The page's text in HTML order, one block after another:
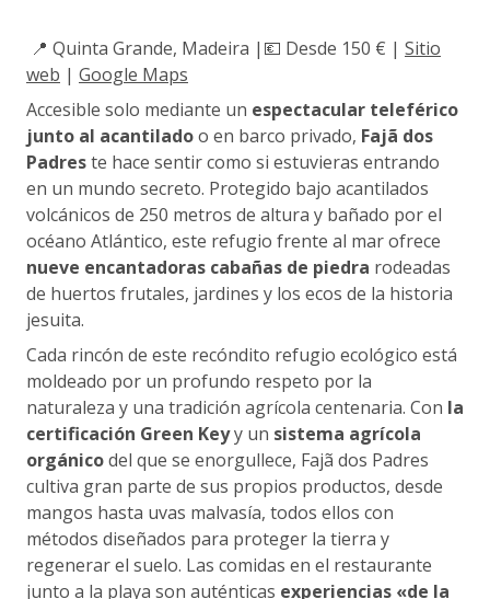
📍 Quinta Grande, Madeira |💶 Desde 150 € | Sitio
web | Google Maps
Accesible solo mediante un espectacular teleférico
junto al acantiladoo en barco privado, Fajã dos
Padreste hace sentir como si estuvieras entrando
en un mundo secreto. Protegido bajo acantilados
volcánicos de 250 metros de altura y bañado por el
océano Atlántico, este refugio frente al mar ofrece
nueve encantadoras cabañas de piedra rodeadas
de huertos frutales, jardines y los ecos de la historia
jesuita.
Cada rincón de este recóndito refugio ecológico está
moldeado por un profundo respeto por la
naturaleza y una tradición agrícola centenaria. Con la
certificación Green Keyy un sistema agrícola
orgánicodel que se enorgullece, Fajã dos Padres
cultiva gran parte de sus propios productos, desde
mangos hasta uvas malvasía, todos ellos con
métodos diseñados para proteger la tierra y
regenerar el suelo. Las comidas en el restaurante
junto a la playa son auténticas experiencias «de la